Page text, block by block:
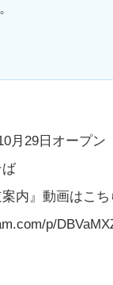
月29日オープン
案内』動画はこち
p/